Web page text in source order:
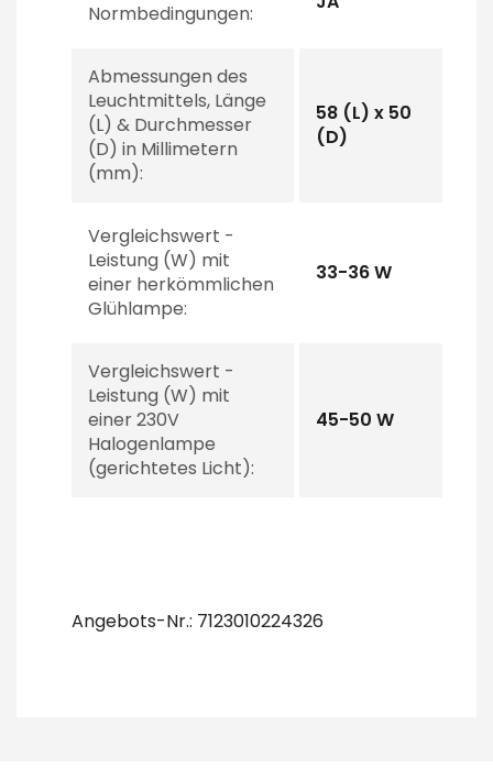
Normbedingungen:
Abmessungen des
Leuchtmittels, Länge
(L) & Durchmesser
(D) in Millimetern
(mm):
58 (L) x 50
(D)
Vergleichswert -
Leistung (W) mit
einer herkömmlichen
Glühlampe:
33-36 W
Vergleichswert -
Leistung (W) mit
einer 230V
Halogenlampe
(gerichtetes Licht):
45-50 W
Angebots-Nr.: 7123010224326